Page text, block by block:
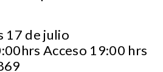
17 de julio
Acceso 19:00 hrs